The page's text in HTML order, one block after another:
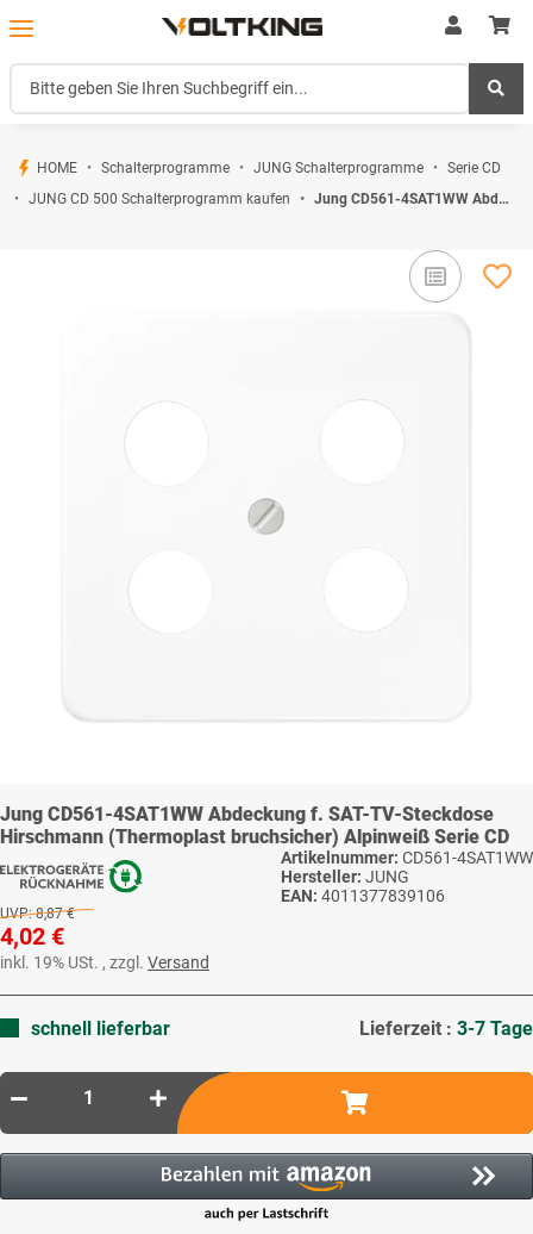
HOME Schalterprogramme JUNG Schalterprogramme
Serie CD
JUNG CD 500 Schalterprogramm kaufen
Jung CD561-4SAT1WW Abdeckung f. SAT-TV-Steckdose Hirschmann (Thermoplast bruchsicher) Alpinweiß Serie CD
Jung CD561-4SAT1WW Abdeckung f. SAT-TV-Steckdose
Hirschmann (Thermoplast bruchsicher) Alpinweiß Serie CD
Artikelnummer: CD561-4SAT1WW
Hersteller: JUNG
EAN: 4011377839106
UVP: 8,87 €
4,02 €
inkl. 19% USt. , zzgl. Versand
schnell lieferbar Lieferzeit : 3-7 Tage